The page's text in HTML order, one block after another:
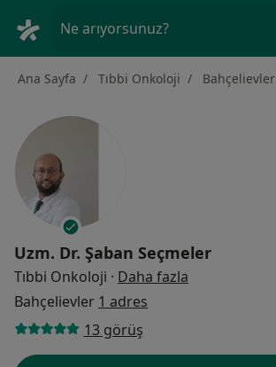
Ne arıyorsunuz?
Ana Sayfa Tıbbi Onkoloji Bahçelievler
Uzm. Dr. Şaban Seçmeler
Tıbbi Onkoloji · Daha fazla
Bahçelievler 1 adres
13 görüş